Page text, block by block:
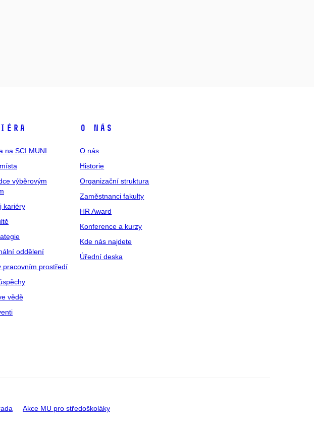
na SCI MUNI
výběrovým
kariéry
oddělení
pracovním prostředí
vědě
O nás
O nás
Historie
Organizační struktura
Zaměstnanci fakulty
HR Award
Konference a kurzy
Kde nás najdete
Úřední deska
Akce MU pro středoškoláky